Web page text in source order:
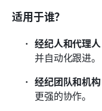
适用于谁？
经纪人和代理人
并自动化跟进。
经纪团队和机构
更强的协作。